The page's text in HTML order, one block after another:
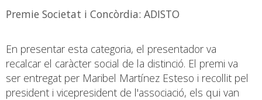
Premie Societat i Concòrdia: ADISTO
En presentar esta categoria, el presentador va
recalcar el caràcter social de la distinció. El premi va
ser entregat per Maribel Martínez Esteso i recollit pel
president i vicepresident de l'associació, els qui van